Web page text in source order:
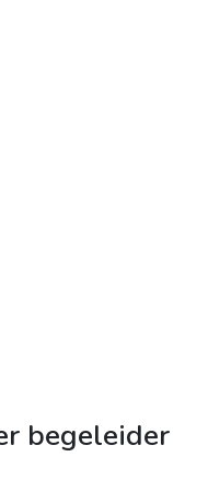
begeleider